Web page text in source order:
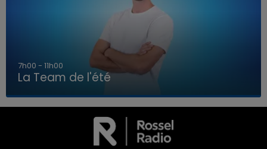
LA TEAM DE L'ÉTÉ
7h00 - 11h00
La Team de l'été